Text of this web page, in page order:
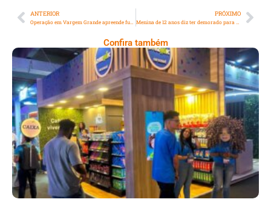
ANTERIOR PRÓXIMO
Confira também
Cencosud Promove Inovação No Brasil
Com A Participação Do Prezunic No Rio
Innovation Week 2026